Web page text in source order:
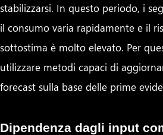
stabilizzarsi. In questo periodo, i
il consumo varia rapidamente e il
sottostima è molto elevato. Per
utilizzare metodi capaci di
forecast sulla base delle prime
Dipendenza dagli input